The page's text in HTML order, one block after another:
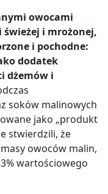
owocami
i mrożonej,
i pochodne:
dodatek
dżemów i
soków malinowych
jako „produkt
stwierdzili, że
masy owoców malin,
wartościowego